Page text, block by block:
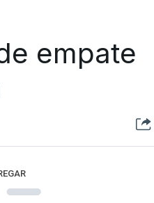
empate